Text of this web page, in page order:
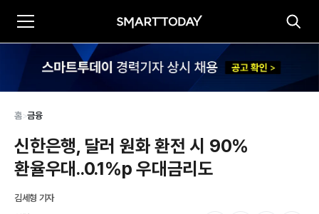
홈>금융
신한은행, 달러 원화 환전 시 90%
환율우대..0.1%p 우대금리도
김세형 기자